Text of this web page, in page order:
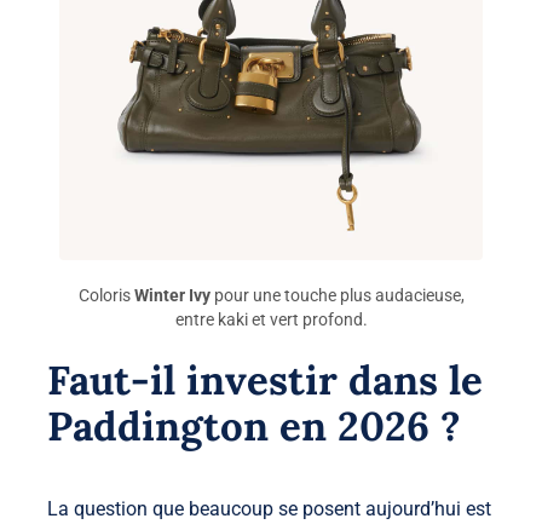
ColorisWinter Ivypour une touche plus audacieuse,
entre kaki et vert profond.
Faut-il investir dans le
Paddington en 2026 ?
La question que beaucoup se posent aujourd’hui est